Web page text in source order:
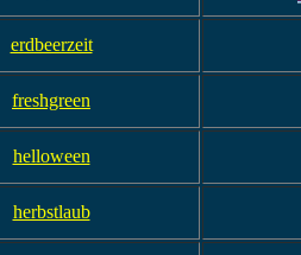
erdbeerzeit
freshgreen
helloween
herbstlaub